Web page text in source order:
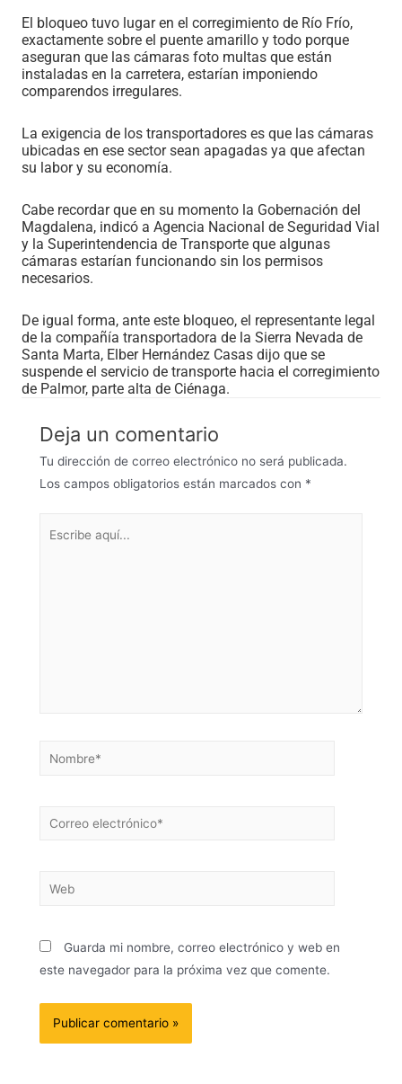
El bloqueo tuvo lugar en el corregimiento de Río Frío,
exactamente sobre el puente amarillo y todo porque
aseguran que las cámaras foto multas que están
instaladas en la carretera, estarían imponiendo
comparendos irregulares.
La exigencia de los transportadores es que las cámaras
ubicadas en ese sector sean apagadas ya que afectan
su labor y su economía.
Cabe recordar que en su momento la Gobernación del
Magdalena, indicó a Agencia Nacional de Seguridad Vial
y la Superintendencia de Transporte que algunas
cámaras estarían funcionando sin los permisos
necesarios.
De igual forma, ante este bloqueo, el representante legal
de la compañía transportadora de la Sierra Nevada de
Santa Marta, Elber Hernández Casas dijo que se
suspende el servicio de transporte hacia el corregimiento
de Palmor, parte alta de Ciénaga.
Deja un comentario
Tu dirección de correo electrónico no será publicada.
Los campos obligatorios están marcados con *
Guarda mi nombre, correo electrónico y web en
este navegador para la próxima vez que comente.